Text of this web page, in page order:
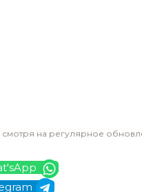
смотря на регулярное